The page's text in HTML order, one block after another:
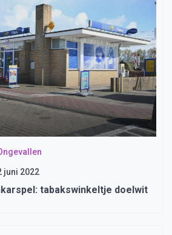
juni 2022
tabakswinkeltje doelwit